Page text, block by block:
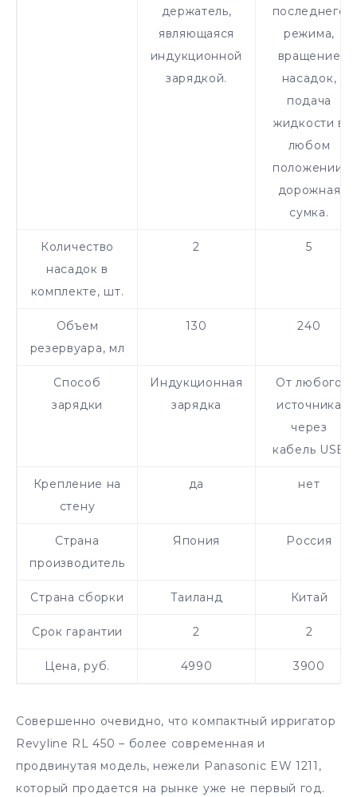
держатель,
являющаяся
индукционной
зарядкой.
последнего
режима,
вращение
насадок,
подача
жидкости в
любом
положении,
дорожная
сумка.
Количество
насадок в
комплекте, шт.
2 5
Объем
резервуара, мл
130 240
Способ
зарядки
Индукционная
зарядка
От любого
источника
через
кабель USB
Крепление на
стену
да нет
Страна
производитель
Япония Россия
Страна сборки Таиланд Китай
Срок гарантии 2 2
Цена, руб. 4990 3900
Совершенно очевидно, что компактный ирригатор
Revyline RL 450 – более современная и
продвинутая модель, нежели Panasonic EW 1211,
который продается на рынке уже не первый год.